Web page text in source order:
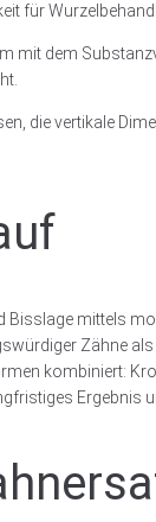
für
mit dem
die vertikale
mittels
Zähne
kombiniert:
Ergebnis